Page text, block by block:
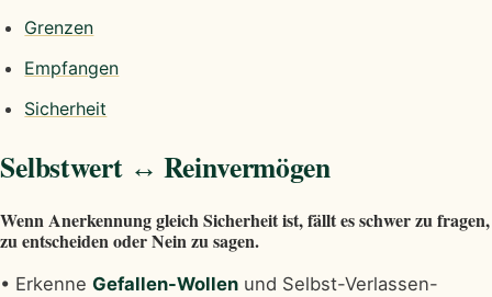
Grenzen
Empfangen
Sicherheit
Selbstwert ↔ Reinvermögen
Wenn Anerkennung gleich Sicherheit ist, fällt es schwer zu fragen,
zu entscheiden oder Nein zu sagen.
• Erkenne Gefallen-Wollen und Selbst-Verlassen-